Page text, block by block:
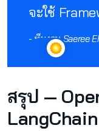
จะใช้
- ทีมงาน Saeree
สรุป —